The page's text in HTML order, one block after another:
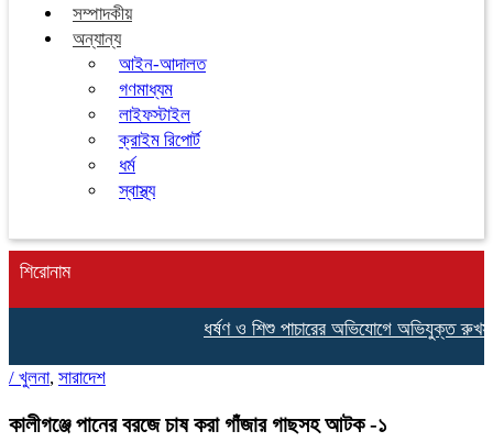
সম্পাদকীয়
অন্যান্য
আইন-আদালত
গণমাধ্যম
লাইফস্টাইল
ক্রাইম রিপোর্ট
ধর্ম
স্বাস্থ্য
শিরোনাম
ধর্ষণ ও শিশু পাচারের অভিযোগে অভিযুক্ত
/ খুলনা, সারাদেশ
কালীগঞ্জে পানের বরজে চাষ করা গাঁজার গাছসহ আটক -১